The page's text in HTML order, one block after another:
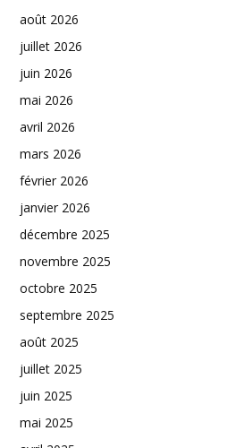
août 2026
juillet 2026
juin 2026
mai 2026
avril 2026
mars 2026
février 2026
janvier 2026
décembre 2025
novembre 2025
octobre 2025
septembre 2025
août 2025
juillet 2025
juin 2025
mai 2025